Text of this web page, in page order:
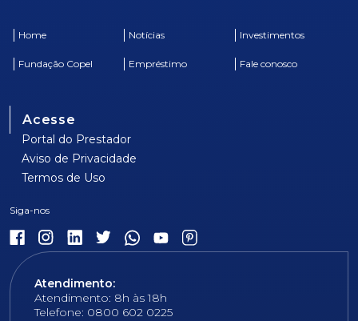
Home Notícias Investimentos
Fundação Copel Empréstimo Fale conosco
Acesse
Portal do Prestador
Aviso de Privacidade
Termos de Uso
Atendimento:
Atendimento: 8h às 18h
Telefone: 0800 602 0225